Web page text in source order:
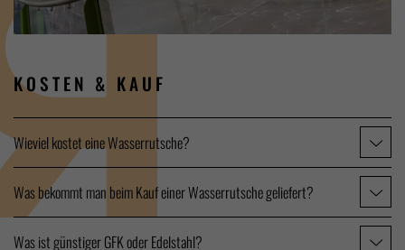
KOSTEN & KAUF
Wieviel kostet eine Wasserrutsche?
Was bekommt man beim Kauf einer Wasserrutsche geliefert?
Was ist günstiger GFK oder Edelstahl?